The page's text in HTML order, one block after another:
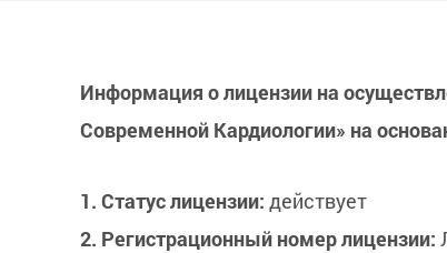
Информация о лицензии на
Современной Кардиологии» на
1. Статус лицензии: действует
2. Регистрационный номер лицензии: